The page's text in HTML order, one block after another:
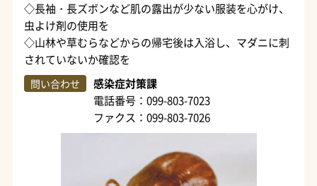
◇長袖・長ズボンなど肌の露出が少ない服装を心がけ、
虫よけ剤の使用を
◇山林や草むらなどからの帰宅後は入浴し、マダニに刺
されていないか確認を
問い合わせ
感染症対策課
電話番号：099-803-7023
ファクス：099-803-7026